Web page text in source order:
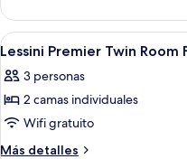
Cocktail)
ejecutiva
(Gallica,
Afternoon
Cocktail)
Abrir
todas
las
fotos
de
Lessini
18
Lessini Premier Twin Room
3 personas
2 camas individuales
Wifi gratuito
Más detalles
Más